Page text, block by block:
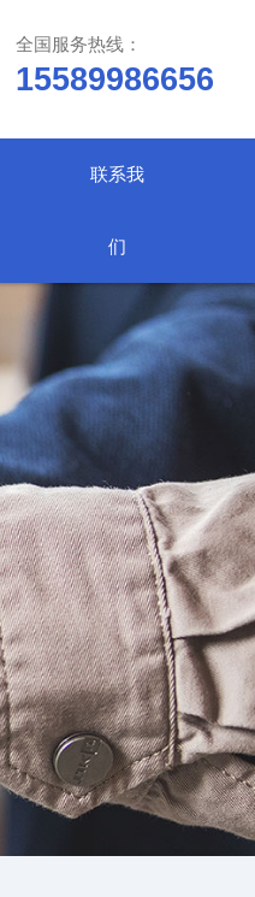
全国服务热线：
15589986656
联系我
们